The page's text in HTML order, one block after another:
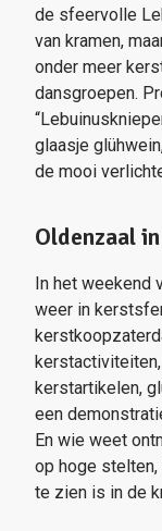
de sfeervolle
van kramen,
onder meer
dansgroepen.
glaasje
de mooi
Oldenzaal
In het weekend
weer in
kerstartikelen,
een
En wie weet
op hoge
te zien is in de